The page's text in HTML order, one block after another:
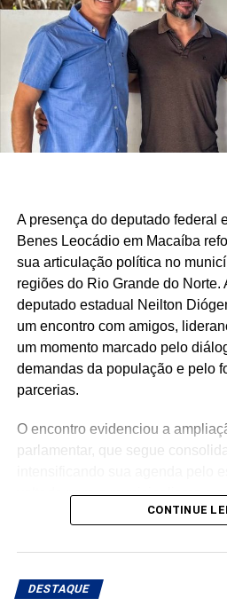
apenas estatísticas:
cultura valorizada, entidades
atendidos e uma atuação
mais precisa.
São centenas de requerimentos,
culturais reconhecidos,
investimentos que chegam aos
Mais do que discursos, Luiz
ações concretas e resultados
compromisso com o
Norte. Um mandato presente,
fazer a diferença na vida dos
A presença do deputado federal
Benes Leocádio em Macaíba
sua articulação política no
regiões do Rio Grande do Norte.
deputado estadual Neilton
um encontro com amigos,
um momento marcado pelo
demandas da população e pelo
parcerias.
O encontro evidenciou a
parlamentar, que segue
voltada para o municipalismo e
para os municípios potiguares,
desenvolvimento do Rio Grande
A mobilização em Macaíba
CONTINUE
DESTAQUE